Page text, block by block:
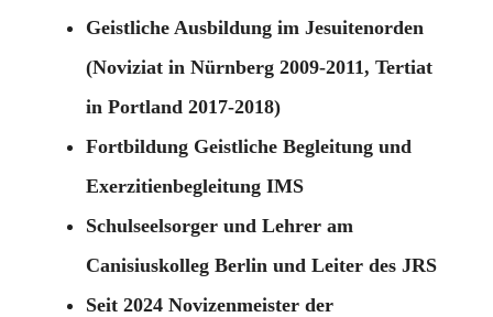
Geistliche Ausbildung im Jesuitenorden
(Noviziat in Nürnberg 2009-2011, Tertiat
in Portland 2017-2018)
Fortbildung Geistliche Begleitung und
Exerzitienbegleitung IMS
Schulseelsorger und Lehrer am
Canisiuskolleg Berlin und Leiter des JRS
Seit 2024 Novizenmeister der